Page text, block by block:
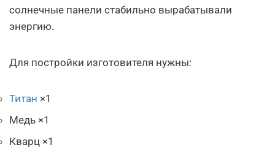
солнечные панели стабильно вырабатывали
энергию.
Для постройки изготовителя нужны:
Титан ×1
Медь ×1
Кварц ×1